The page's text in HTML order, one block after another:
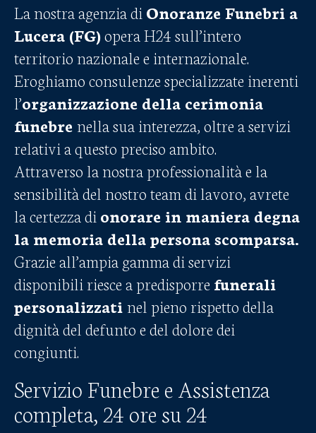
La nostra agenzia di Onoranze Funebri a
Lucera (FG)opera H24 sull’intero
territorio nazionale e internazionale.
Eroghiamo consulenze specializzate inerenti
l’organizzazione della cerimonia
funebre nella sua interezza, oltre a servizi
relativi a questo preciso ambito.
Attraverso la nostra professionalità e la
sensibilità del nostro team di lavoro, avrete
la certezza di onorare in maniera degna
la memoria della persona scomparsa.
Grazie all’ampia gamma di servizi
disponibili riesce a predisporrefunerali
personalizzati nel pieno rispetto della
dignità del defunto e del dolore dei
congiunti.
Servizio Funebre e Assistenza
completa, 24 ore su 24